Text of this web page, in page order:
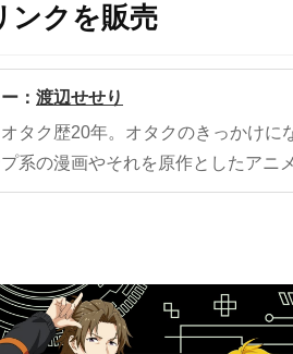
ンクを販売
： 渡辺せせり
タク歴20年。オタクのきっかけに
系の漫画やそれを原作としたアニ